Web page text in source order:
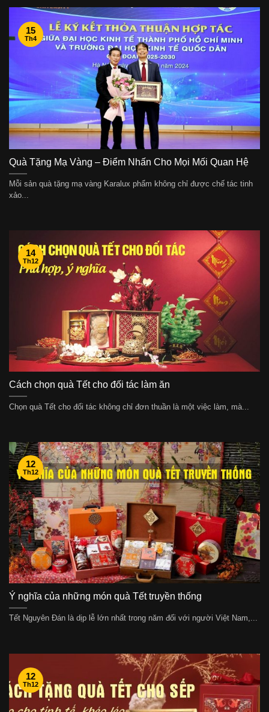
Quà Tặng Mạ Vàng – Điểm Nhấn Cho Mọi Mối Quan Hệ
Mỗi sản quà tặng mạ vàng Karalux phẩm không chỉ được chế tác tinh
xảo...
15
Th4
Cách chọn quà Tết cho đối tác làm ăn
Chọn quà Tết cho đối tác không chỉ đơn thuần là một việc làm, mà...
14
Th12
Ý nghĩa của những món quà Tết truyền thống
Tết Nguyên Đán là dịp lễ lớn nhất trong năm đối với người Việt Nam,...
12
Th12
12
Th12